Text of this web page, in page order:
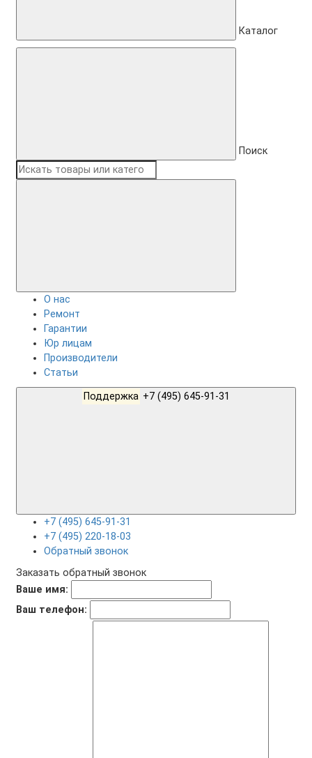
Каталог
Поиск
О нас
Ремонт
Гарантии
Юр лицам
Производители
Статьи
Поддержка
+7 (495) 645-91-31
+7 (495) 220-18-03
Обратный звонок
Заказать обратный звонок
Ваше имя:
Ваш телефон: